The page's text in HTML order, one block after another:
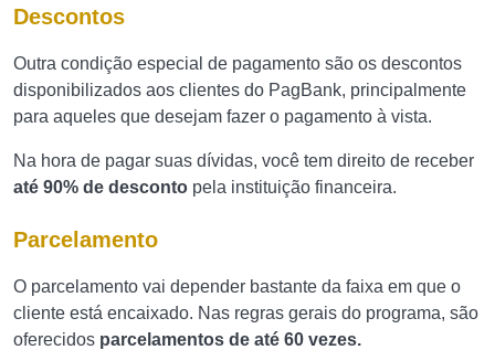
Descontos
Outra condição especial de pagamento são os descontos
disponibilizados aos clientes do PagBank, principalmente
para aqueles que desejam fazer o pagamento à vista.
Na hora de pagar suas dívidas, você tem direito de receber
até 90% de desconto pela instituição financeira.
Parcelamento
O parcelamento vai depender bastante da faixa em que o
cliente está encaixado. Nas regras gerais do programa, são
oferecidos parcelamentos de até 60 vezes.